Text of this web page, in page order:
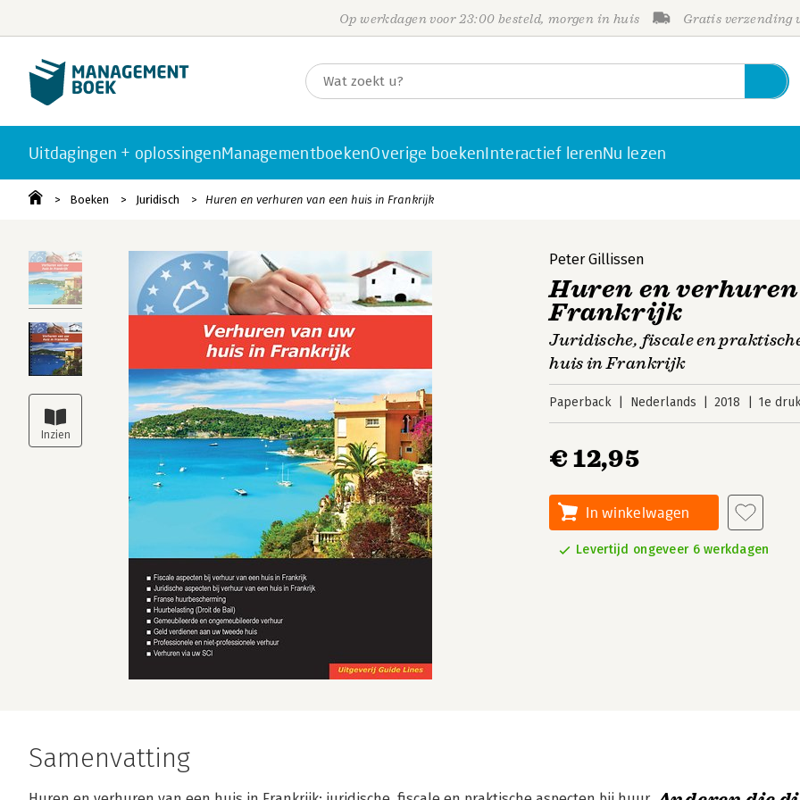
Op werkdagen voor 23:00 besteld, morgen in huis Gratis verzending
Uitdagingen + oplossingenManagementboekenOverige boekenInteractief lerenNu lezen
Boeken Juridisch Huren en verhuren van een huis in Frankrijk
Peter Gillissen
Huren en
Frankrijk
Juridische, fiscale en
huis in Frankrijk
Paperback Nederlands 2018 1e
€ 12,95
In winkelwagen
Levertijd ongeveer 6 werkdagen
Samenvatting